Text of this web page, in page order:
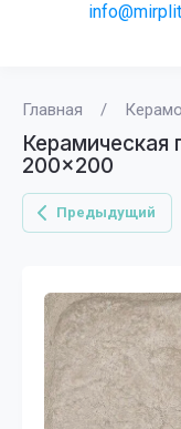
Главная /
Керамическая
200x200
Предыдущий